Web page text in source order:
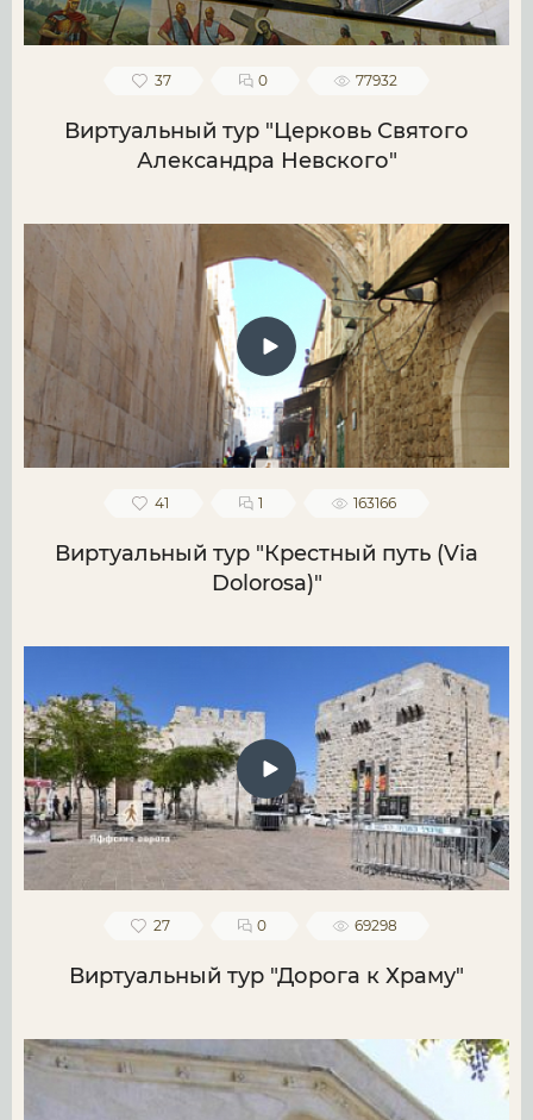
37 0 77932
Виртуальный тур "Церковь Святого
Александра Невского"
41 1 163166
Виртуальный тур "Крестный путь (Via
Dolorosa)"
27 0 69298
Виртуальный тур "Дорога к Храму"